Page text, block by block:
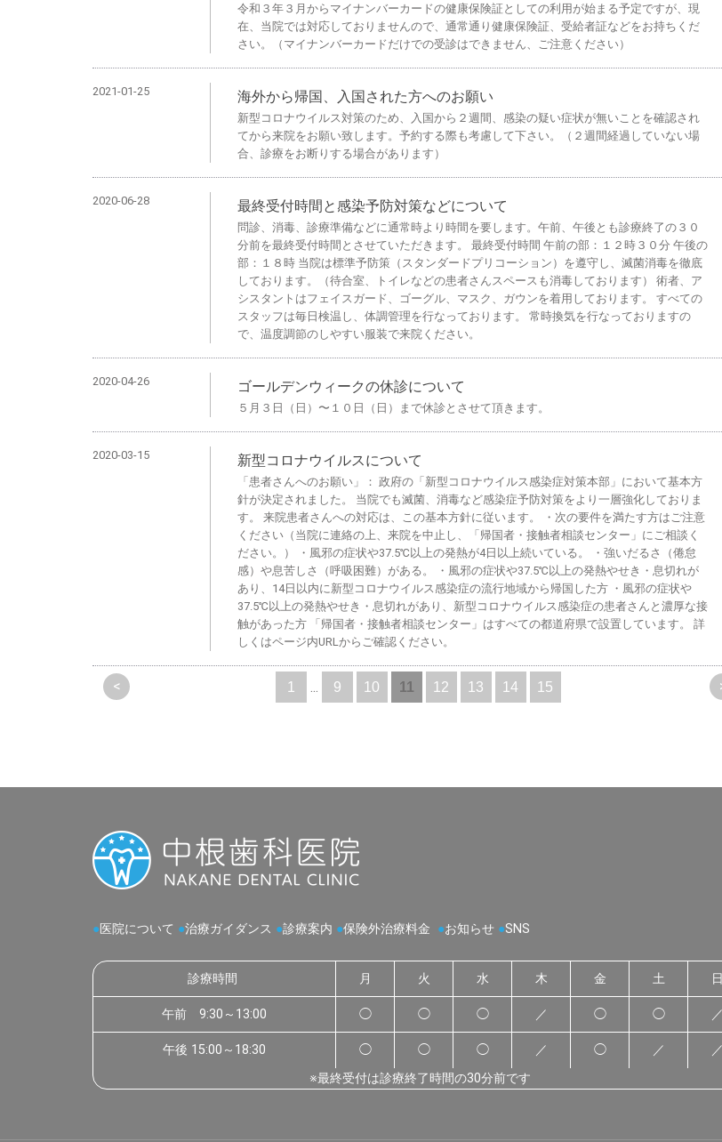
令和３年３月からマイナンバーカードの健康保険証としての利用が始まる予定ですが、現
在、当院では対応しておりませんので、通常通り健康保険証、受給者証などをお持ちくだ
さい。（マイナンバーカードだけでの受診はできません、ご注意ください）
2021-01-25 海外から帰国、入国された方へのお願い
新型コロナウイルス対策のため、入国から２週間、感染の疑い症状が無いことを確認され
てから来院をお願い致します。予約する際も考慮して下さい。（２週間経過していない場
合、診療をお断りする場合があります）
2020-06-28 最終受付時間と感染予防対策などについて
問診、消毒、診療準備などに通常時より時間を要します。午前、午後とも診療終了の３０
分前を最終受付時間とさせていただきます。 最終受付時間 午前の部：１２時３０分 午後の
部：１８時 当院は標準予防策（スタンダードプリコーション）を遵守し、滅菌消毒を徹底
しております。（待合室、トイレなどの患者さんスペースも消毒しております） 術者、ア
シスタントはフェイスガード、ゴーグル、マスク、ガウンを着用しております。 すべての
スタッフは毎日検温し、体調管理を行なっております。 常時換気を行なっておりますの
で、温度調節のしやすい服装で来院ください。
2020-04-26 ゴールデンウィークの休診について
５月３日（日）〜１０日（日）まで休診とさせて頂きます。
2020-03-15 新型コロナウイルスについて
「患者さんへのお願い」： 政府の「新型コロナウイルス感染症対策本部」において基本方
針が決定されました。 当院でも滅菌、消毒など感染症予防対策をより一層強化しておりま
す。 来院患者さんへの対応は、この基本方針に従います。 ・次の要件を満たす方はご注意
ください（当院に連絡の上、来院を中止し、「帰国者・接触者相談センター」にご相談く
ださい。） ・風邪の症状や37.5℃以上の発熱が4日以上続いている。 ・強いだるさ（倦怠
感）や息苦しさ（呼吸困難）がある。 ・風邪の症状や37.5℃以上の発熱やせき・息切れが
あり、14日以内に新型コロナウイルス感染症の流行地域から帰国した方 ・風邪の症状や
37.5℃以上の発熱やせき・息切れがあり、新型コロナウイルス感染症の患者さんと濃厚な接
触があった方 「帰国者・接触者相談センター」はすべての都道府県で設置しています。 詳
しくはページ内URLからご確認ください。
< 1 ... 9 10 11 12 13 14 15
●医院について ●治療ガイダンス ●診療案内 ●保険外治療料金 ●お知らせ ●SNS
診療時間 月 火 水 木 金 土 日
午前 9:30～13:00 ◯ ◯ ◯ ／ ◯ ◯ ／
午後 15:00～18:30 ◯ ◯ ◯ ／ ◯ ／
／
※最終受付は診療終了時間の30分前です